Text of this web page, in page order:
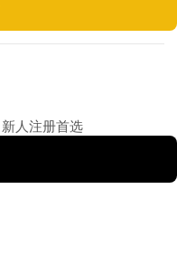
新人注册首选